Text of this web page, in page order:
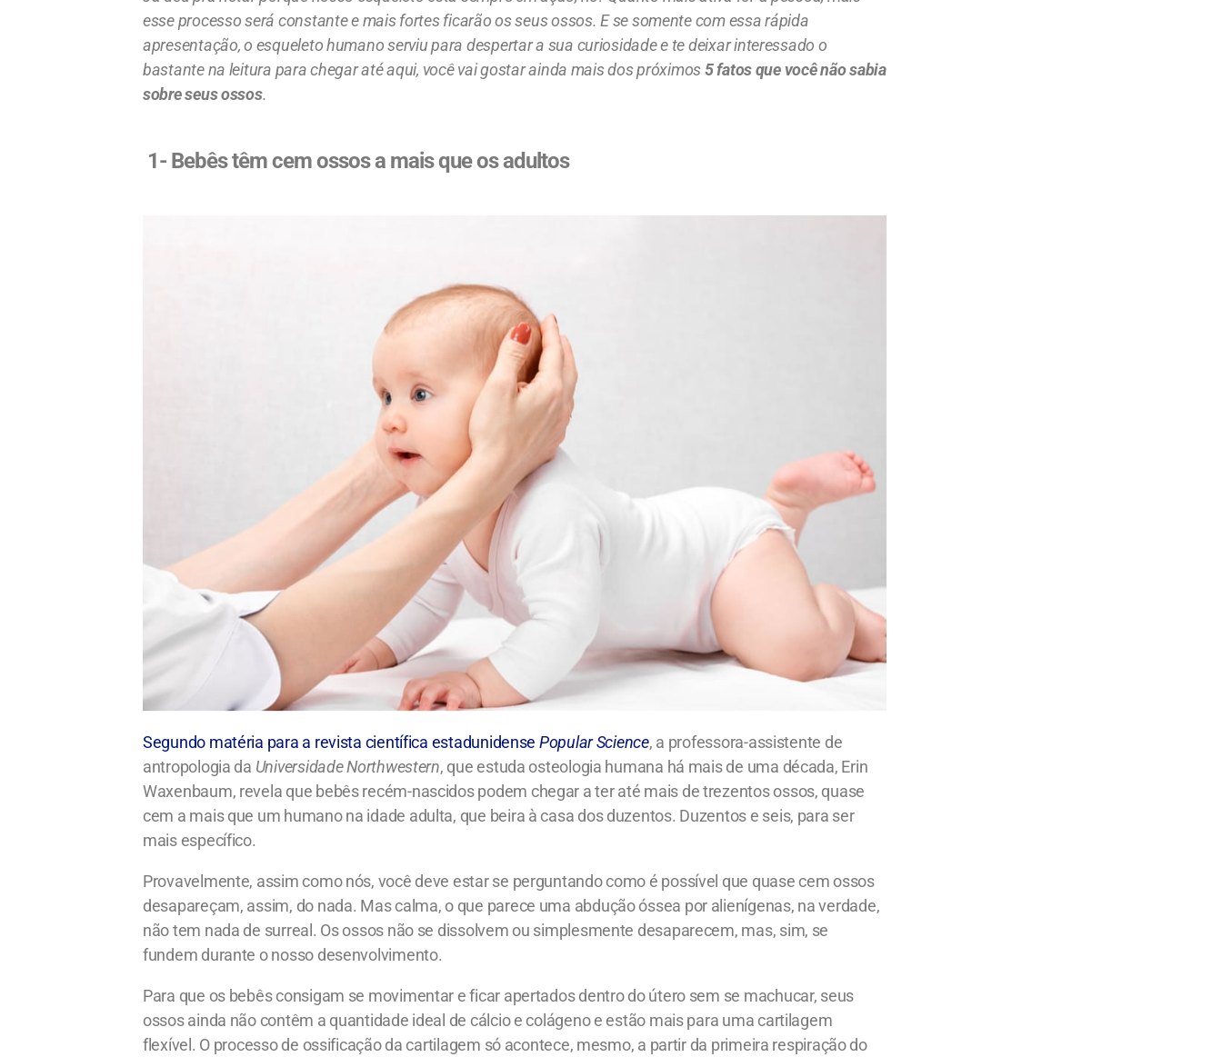
esse processo será constante e mais fortes ficarão os seus ossos. E se somente com essa rápida
apresentação, o esqueleto humano serviu para despertar a sua curiosidade e te deixar interessado o
bastante na leitura para chegar até aqui, você vai gostar ainda mais dos próximos5 fatos que você não sabia
sobre seus ossos.
1- Bebês têm cem ossos a mais que os adultos
Segundo matéria para a revista científica estadunidense Popular Science, a professora-assistente de
antropologia da Universidade Northwestern, que estuda osteologia humana há mais de uma década, Erin
Waxenbaum, revela que bebês recém-nascidos podem chegar a ter até mais de trezentos ossos, quase
cem a mais que um humano na idade adulta, que beira à casa dos duzentos. Duzentos e seis, para ser
mais específico.
Provavelmente, assim como nós, você deve estar se perguntando como é possível que quase cem ossos
desapareçam, assim, do nada. Mas calma, o que parece uma abdução óssea por alienígenas, na verdade,
não tem nada de surreal. Os ossos não se dissolvem ou simplesmente desaparecem, mas, sim, se
fundem durante o nosso desenvolvimento.
Para que os bebês consigam se movimentar e ficar apertados dentro do útero sem se machucar, seus
ossos ainda não contêm a quantidade ideal de cálcio e colágeno e estão mais para uma cartilagem
flexível. O processo de ossificação da cartilagem só acontece, mesmo, a partir da primeira respiração do